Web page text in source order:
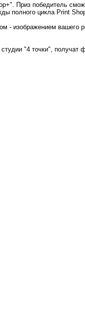
Приз победитель
полного цикла Print
- изображением вашего
"4 точки", получат